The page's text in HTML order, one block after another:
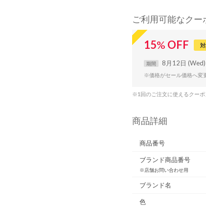
ご利用可能なクー
15% OFF
期間 8月12日
※価格がセール価格へ変
※1回のご注文に使えるクーポ
商品詳細
商品番号
ブランド商品番号
※店舗お問い合わせ用
ブランド名
色